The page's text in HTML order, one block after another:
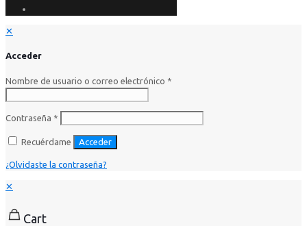
✕
Acceder
Nombre de usuario o correo electrónico *
Contraseña *
Recuérdame Acceder
¿Olvidaste la contraseña?
✕
Cart